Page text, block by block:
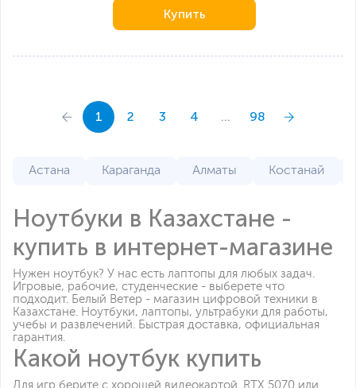
Купить
1 2 3 4 ... 98
Астана Караганда Алматы Костанай
Ноутбуки в Казахстане -
купить в интернет-магазине
Нужен ноутбук? У нас есть лаптопы для любых задач.
Игровые, рабочие, студенческие - выберете что
подходит. Белый Ветер - магазин цифровой техники в
Казахстане. Ноутбуки, лаптопы, ультрабуки для работы,
учебы и развлечений. Быстрая доставка, официальная
гарантия.
Какой ноутбук купить
Для игр берите с хорошей видеокартой. RTX 5070 или